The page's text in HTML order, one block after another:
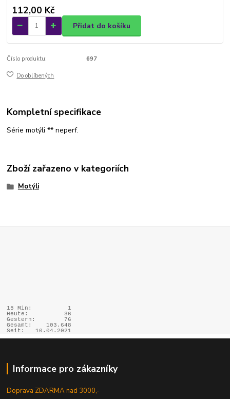
112,00 Kč
Přidat do košíku
Číslo produktu: 697
Do oblíbených
Kompletní specifikace
Série motýli ** neperf.
Zboží zařazeno v kategoriích
Motýli
15 Min:
1
Heute:
36
Gestern:
76
Gesamt:
103.648
Seit:
10.04.2021
Informace pro zákazníky
Doprava ZDARMA nad 3000,-